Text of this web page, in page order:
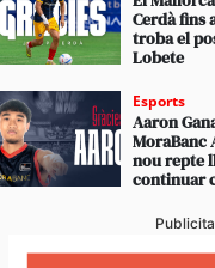
Cerdà fins
troba el
Lobete
Esports
Aaron
MoraBanc
nou repte
continuar